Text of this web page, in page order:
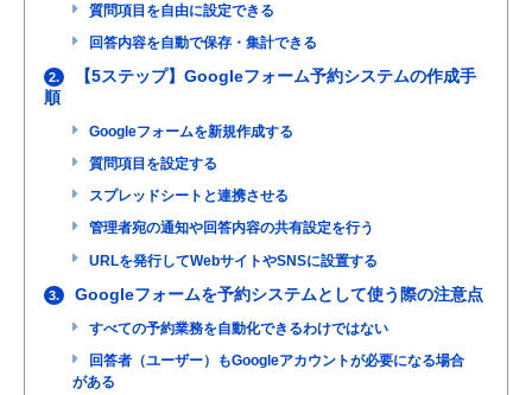
質問項目を自由に設定できる
回答内容を自動で保存・集計できる
2.
【5ステップ】Googleフォーム予約システムの作成手
順
Googleフォームを新規作成する
質問項目を設定する
スプレッドシートと連携させる
管理者宛の通知や回答内容の共有設定を行う
URLを発行してWebサイトやSNSに設置する
3. Googleフォームを予約システムとして使う際の注意点
すべての予約業務を自動化できるわけではない
回答者（ユーザー）もGoogleアカウントが必要になる場合
がある